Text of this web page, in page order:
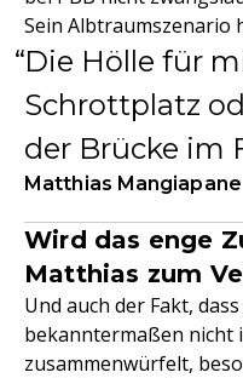
Sein Albtraumszenario
Die Hölle für
Schrottplatz
der Brücke im
Matthias Mangiapane
Wird das enge
Matthias zum
Und auch der Fakt,
bekanntermaßen nicht
zusammenwürfelt,